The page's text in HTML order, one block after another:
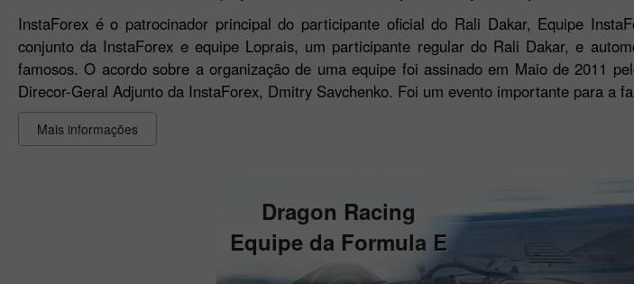
InstaForex é o patrocinador principal do participante oficial do Rali Dakar, Equipe
conjunto da InstaForex e equipe Loprais, um participante regular do Rali Dakar, e
famosos. O acordo sobre a organização de uma equipe foi assinado em Maio de 2011
Direcor-Geral Adjunto da InstaForex, Dmitry Savchenko. Foi um evento importante para a
Mais informações
Dragon Racing
Equipe da Formula E